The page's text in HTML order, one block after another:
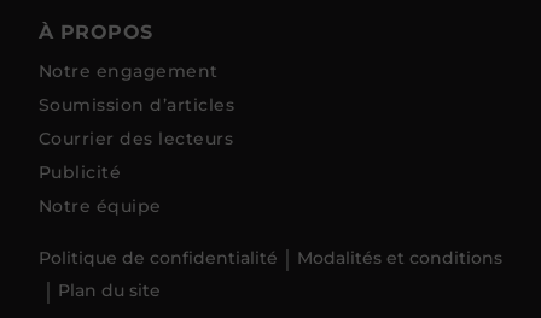
À PROPOS
Notre engagement
Soumission d’articles
Courrier des lecteurs
Publicité
Notre équipe
Politique de confidentialité
Modalités et conditions
Plan du site